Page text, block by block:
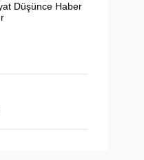
Düşünce Haber